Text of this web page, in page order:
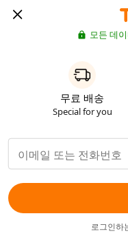
모든 데
무료 배송
Special for you
로그인하